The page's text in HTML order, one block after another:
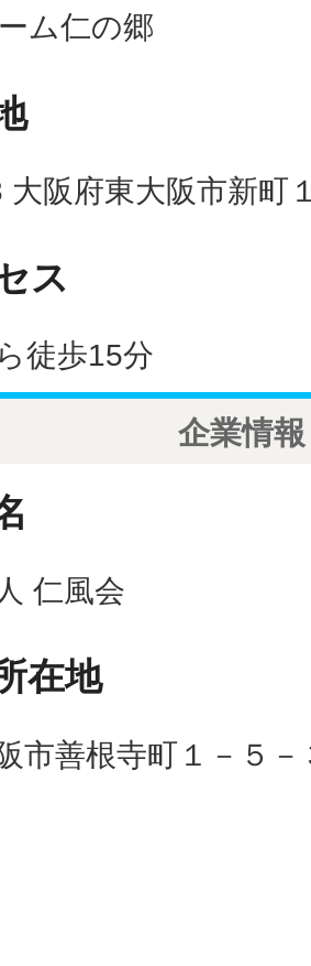
ム仁の郷
大阪府東大阪市新町
ス
徒歩15分
企業情報
仁風会
在地
市善根寺町１－５－